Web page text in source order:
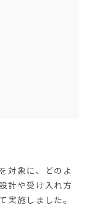
対象に、どのよ
計や受け入れ方
実施しました。